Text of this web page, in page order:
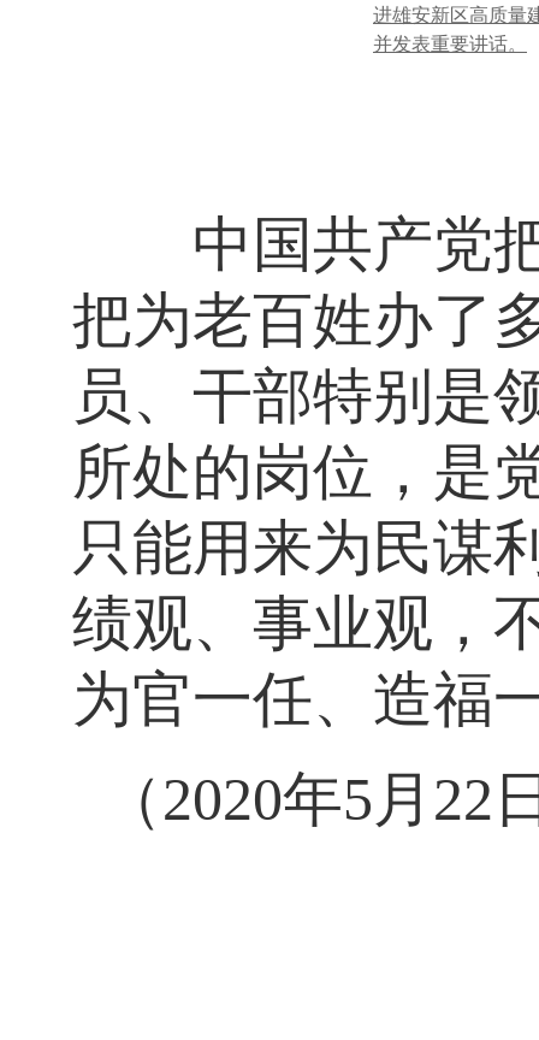
进雄安新区高质量
并发表重要讲话。
中国共产党把
把为老百姓办了
员、干部特别是
所处的岗位，是
只能用来为民谋
绩观、事业观，
为官一任、造福
（2020年5月